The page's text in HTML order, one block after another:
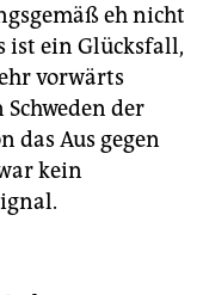
eh nicht
ist ein Glücksfall,
vorwärts
Schweden der
das Aus gegen
kein